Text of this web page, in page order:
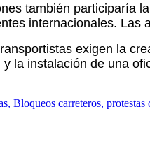
también participaría
internacionales. Las
exigen la
la instalación de una
Bloqueos carreteros,